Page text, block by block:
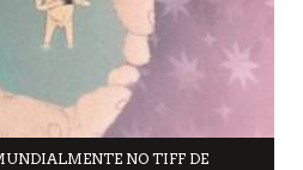
NO TIFF DE